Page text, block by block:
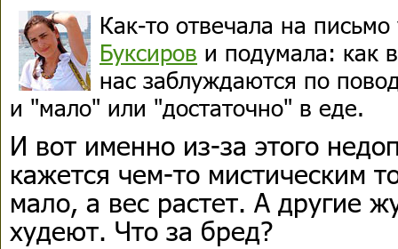
Как-то отвечала на
Буксиров и подумала: как
нас заблуждаются по
и "мало" или "достаточно" в еде.
И вот именно из-за этого
кажется чем-то мистическим
мало, а вес растет. А другие
худеют. Что за бред?